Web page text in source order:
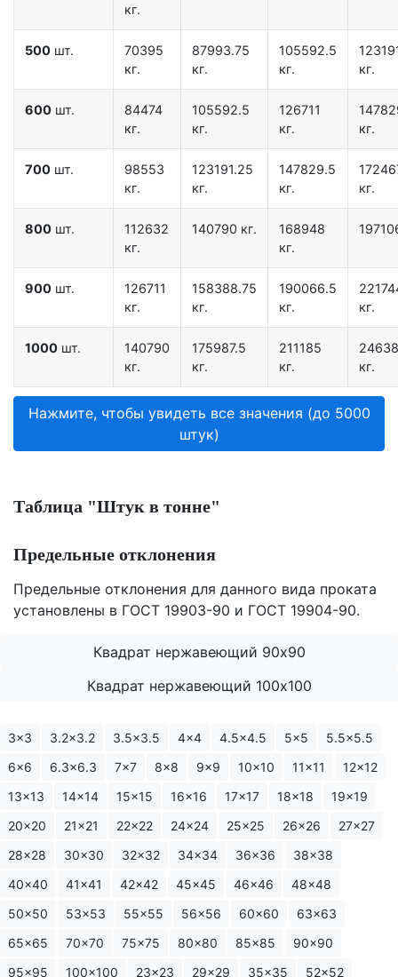
кг.
500 шт.
70395
кг.
87993.75
кг.
105592.5
кг.
кг.
600 шт.
84474
кг.
105592.5
кг.
126711
кг.
кг.
700 шт.
98553
кг.
123191.25
кг.
147829.5
кг.
кг.
800 шт.
112632
кг.
140790 кг.
168948
кг.
900 шт.
126711
кг.
158388.75
кг.
190066.5
кг.
кг.
1000 шт.
140790
кг.
175987.5
кг.
211185
кг.
кг.
Нажмите, чтобы увидеть все значения (до 5000
штук)
Таблица "Штук в тонне"
Предельные отклонения
Предельные отклонения для данного вида проката
установлены в ГОСТ 19903-90 и ГОСТ 19904-90.
Квадрат нержавеющий 90х90
Квадрат нержавеющий 100х100
3x3 3.2x3.2 3.5x3.5 4x4 4.5x4.5 5x5
5.5x5.5
6x6
6.3x6.3 7x7 8x8 9x9 10x10 11x11
12x12
13x13
14x14 15x15 16x16 17x17 18x18
19x19
20x20
21x21 22x22 24x24 25x25 26x26
27x27
28x28
30x30 32x32 34x34 36x36
38x38
40x40
41x41 42x42 45x45 46x46
48x48
50x50
53x53 55x55 56x56 60x60
63x63
65x65
70x70 75x75 80x80 85x85
90x90
95x95
100x100 23x23 29x29 35x35 52x52